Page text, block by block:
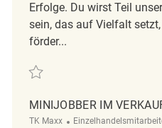
Erfolge. Du wirst Teil
sein, das auf Vielfalt
förder...
Retten Minijobber im Verkauf
MINIJOBBER IM
TK Maxx Kategorie